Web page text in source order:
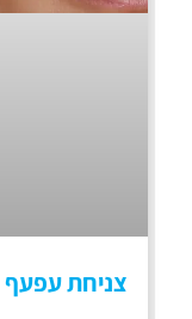
צניחת עפעף